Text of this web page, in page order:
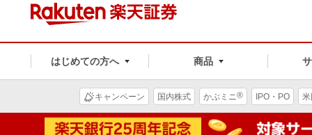
はじめての方へ 商品
キャンペーン 国内株式 かぶミニ® IPO・PO